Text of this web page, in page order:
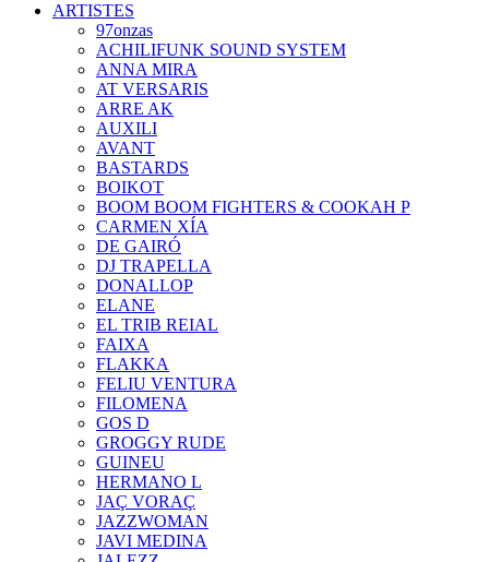
ARTISTES
97onzas
ACHILIFUNK SOUND SYSTEM
ANNA MIRA
AT VERSARIS
ARRE AK
AUXILI
AVANT
BASTARDS
BOIKOT
BOOM BOOM FIGHTERS & COOKAH P
CARMEN XÍA
DE GAIRÓ
DJ TRAPELLA
DONALLOP
ELANE
EL TRIB REIAL
FAIXA
FLAKKA
FELIU VENTURA
FILOMENA
GOS D
GROGGY RUDE
GUINEU
HERMANO L
JAÇ VORAÇ
JAZZWOMAN
JAVI MEDINA